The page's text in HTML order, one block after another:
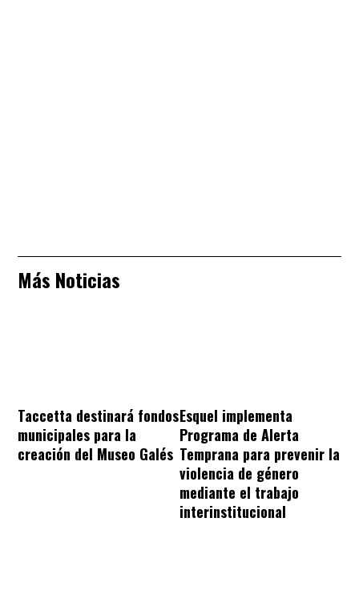
Más Noticias
Taccetta destinará fondos
municipales para la
creación del Museo Galés
Esquel implementa
Programa de Alerta
Temprana para prevenir la
violencia de género
mediante el trabajo
interinstitucional